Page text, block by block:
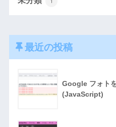
最近の投稿
Google フォト
(JavaScript)